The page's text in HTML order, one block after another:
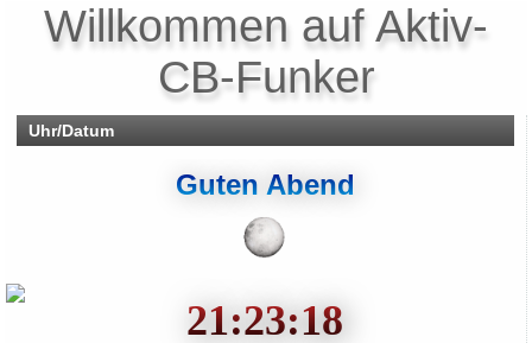
Willkommen auf Aktiv-
CB-Funker
Uhr/Datum